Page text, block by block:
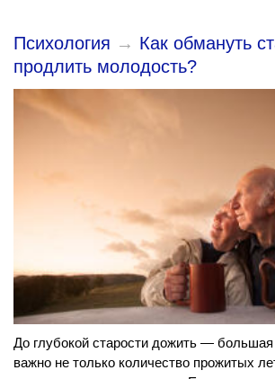
Психология → Как обмануть
продлить молодость?
До глубокой старости дожить —
важно не только количество прожитых